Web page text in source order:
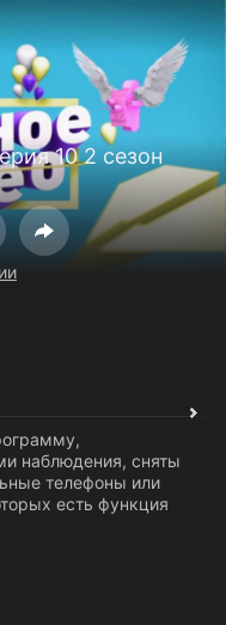
10 2 сезон
наблюдения, сняты
телефоны или
есть функция
партнёров
Контакты